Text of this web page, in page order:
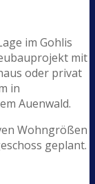
im Gohlis
mit
oder privat
in
Auenwald.
Wohngrößen
geplant.